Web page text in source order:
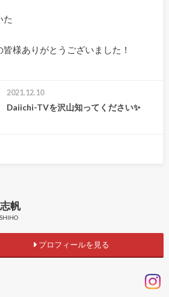
た
様ありがとうございました！
2021.12.10
Daiichi-TVを沢山知ってください✨
帆
プロフィールを見る